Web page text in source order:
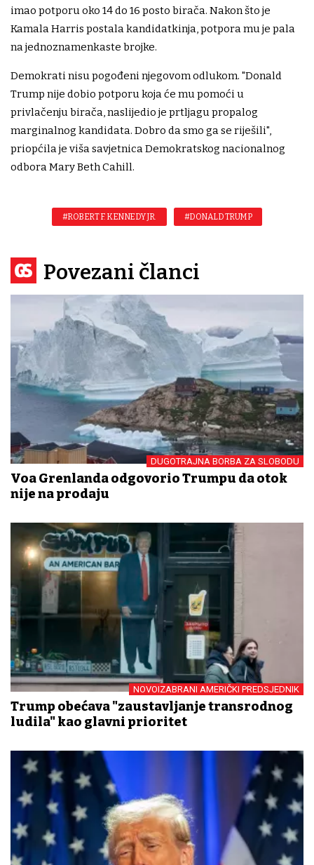
imao potporu oko 14 do 16 posto birača. Nakon što je
Kamala Harris postala kandidatkinja, potpora mu je pala
na jednoznamenkaste brojke.
Demokrati nisu pogođeni njegovom odlukom. "Donald
Trump nije dobio potporu koja će mu pomoći u
privlačenju birača, naslijedio je prtljagu propalog
marginalnog kandidata. Dobro da smo ga se riješili",
priopćila je viša savjetnica Demokratskog nacionalnog
odbora Mary Beth Cahill.
#ROBERT F. KENNEDY JR. #DONALD TRUMP
Povezani članci
DUGOTRAJNA BORBA ZA SLOBODU
Vođa Grenlanda odgovorio Trumpu da otok
nije na prodaju
NOVOIZABRANI AMERIČKI PREDSJEDNIK
Trump obećava "zaustavljanje transrodnog
ludila" kao glavni prioritet